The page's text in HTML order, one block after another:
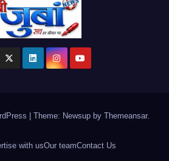
Theme: Newsup by Themeansar.
with usOur teamContact Us